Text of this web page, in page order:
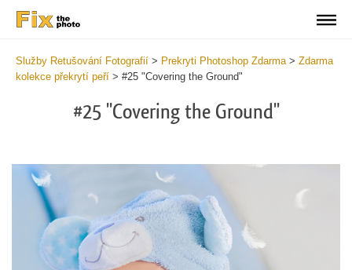
Služby Retušování Fotografií > Prekryti Photoshop Zdarma> Zdarma
kolekce překrytí peří > #25 "Covering the Ground"
#25 "Covering the Ground"